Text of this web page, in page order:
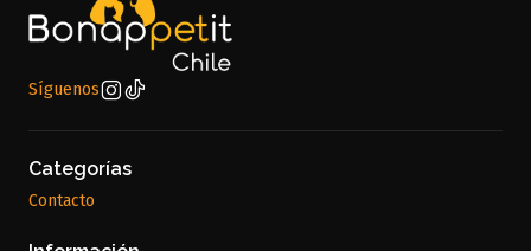
Síguenos
Categorías
Contacto